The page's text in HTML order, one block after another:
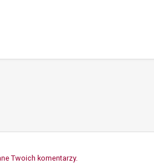
Twoich komentarzy.